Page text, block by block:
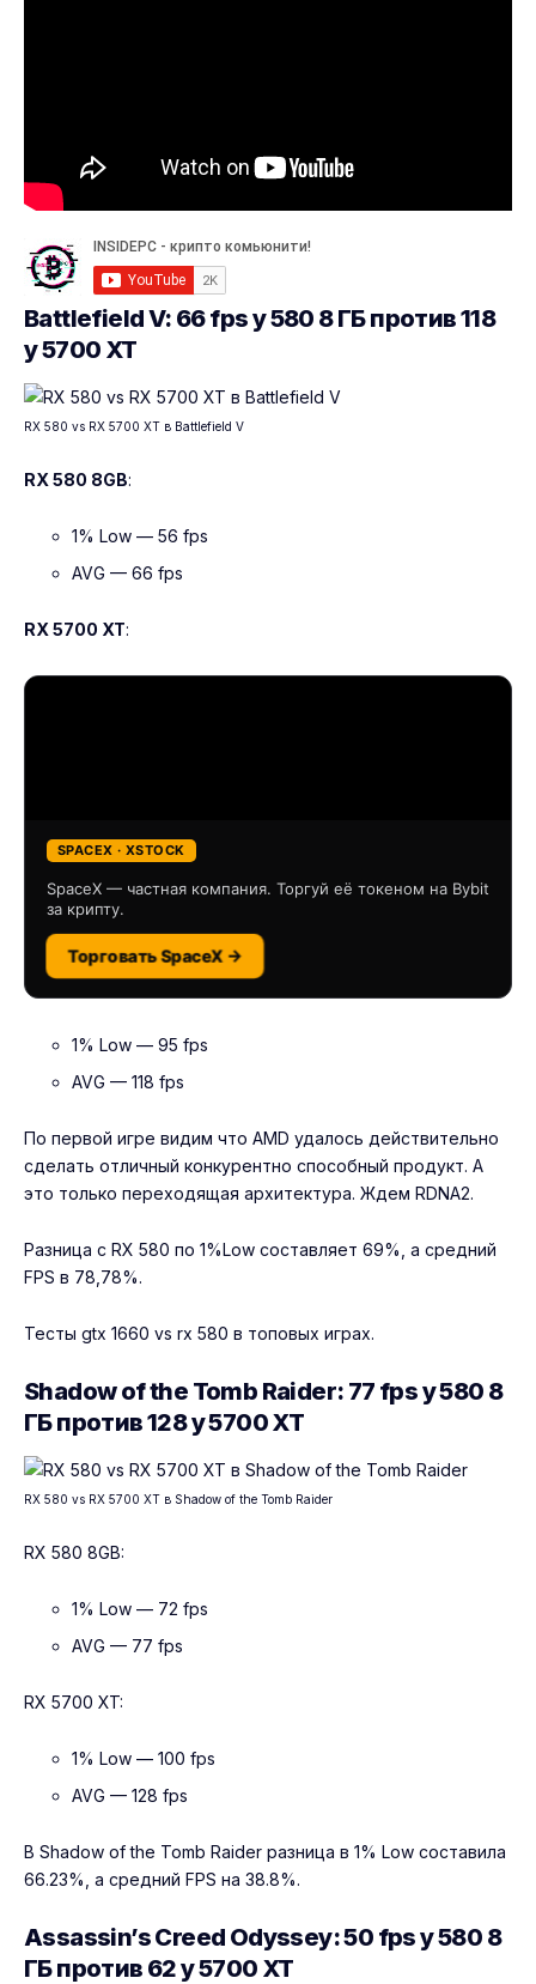
Battlefield V: 66 fps у 580 8 ГБ против 118
у 5700 XT
RX 580 vs RX 5700 XT в Battlefield V
RX 580 8GB:
1% Low — 56 fps
AVG — 66 fps
RX 5700 XT:
SPACEX · XSTOCK
SpaceX — частная компания. Торгуй её токеном на Bybit
за крипту.
Торговать SpaceX →
1% Low — 95 fps
AVG — 118 fps
По первой игре видим что AMD удалось действительно
сделать отличный конкурентно способный продукт. А
это только переходящая архитектура. Ждем RDNA2.
Разница с RX 580 по 1%Low составляет 69%, а средний
FPS в 78,78%.
Тесты gtx 1660 vs rx 580 в топовых играх.
Shadow of the Tomb Raider: 77 fps у 580 8
ГБ против 128 у 5700 XT
RX 580 vs RX 5700 XT в Shadow of the Tomb Raider
RX 580 8GB:
1% Low — 72 fps
AVG — 77 fps
RX 5700 XT:
1% Low — 100 fps
AVG — 128 fps
В Shadow of the Tomb Raider разница в 1% Low составила
66.23%, а средний FPS на 38.8%.
Assassin’s Creed Odyssey: 50 fps у 580 8
ГБ против 62 у 5700 XT